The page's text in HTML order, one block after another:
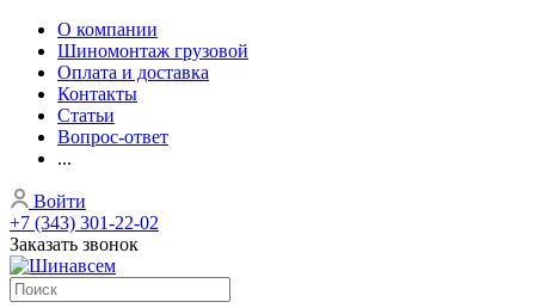
О компании
Шиномонтаж грузовой
Оплата и доставка
Контакты
Статьи
Вопрос-ответ
...
Войти
+7 (343) 301-22-02
Заказать звонок